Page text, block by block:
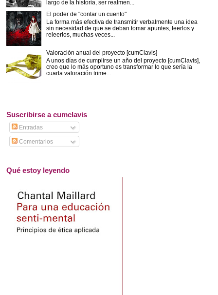
largo de la historia, ser realmen...
El poder de "contar un cuento"
La forma más efectiva de transmitir verbalmente una idea
sin necesidad de que se deban tomar apuntes, leerlos y
releerlos, muchas veces...
Valoración anual del proyecto [cumClavis]
A unos días de cumplirse un año del proyecto [cumClavis],
creo que lo más oportuno es transformar lo que sería la
cuarta valoración trime...
Suscribirse a cumclavis
Entradas
Comentarios
Qué estoy leyendo